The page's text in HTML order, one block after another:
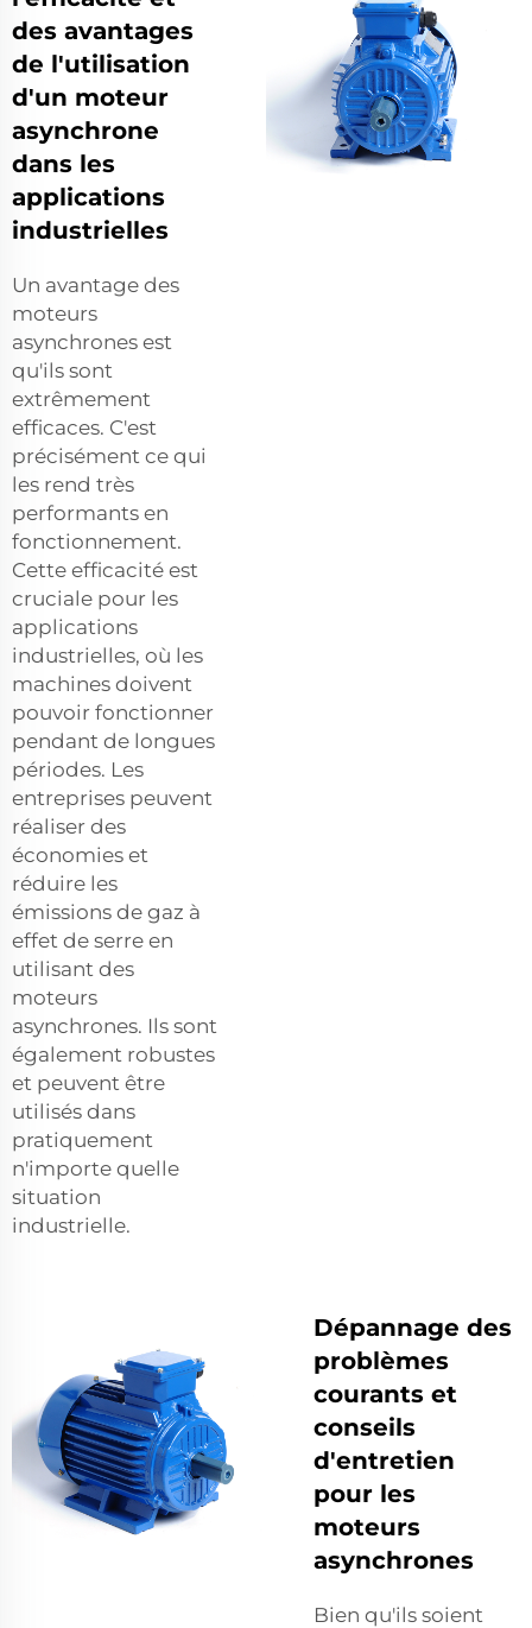
des avantages
de l'utilisation
d'un moteur
asynchrone
dans les
applications
industrielles
Un avantage des
moteurs
asynchrones est
qu'ils sont
extrêmement
efficaces. C'est
précisément ce qui
les rend très
performants en
fonctionnement.
Cette efficacité est
cruciale pour les
applications
industrielles, où les
machines doivent
pouvoir fonctionner
pendant de longues
périodes. Les
entreprises peuvent
réaliser des
économies et
réduire les
émissions de gaz à
effet de serre en
utilisant des
moteurs
asynchrones. Ils sont
également robustes
et peuvent être
utilisés dans
pratiquement
n'importe quelle
situation
industrielle.
Dépannage des
problèmes
courants et
conseils
d'entretien
pour les
moteurs
asynchrones
Bien qu'ils soient